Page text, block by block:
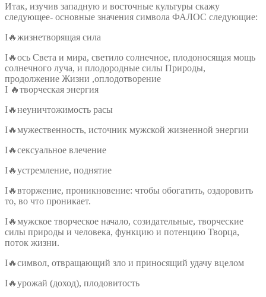
Итак, изучив западную и восточные культуры скажу
следующее- основные значения символа ФАЛОС следующие:
I🔥жизнетворящая сила
I🔥ось Света и мира, светило солнечное, плодоносящая мощь
солнечного луча, и плодородные силы Природы,
продолжение Жизни ,оплодотворение
I 🔥творческая энергия
I🔥неуничтожимость расы
I🔥мужественность, источник мужской жизненной энергии
I🔥сексуальное влечение
I🔥устремление, поднятие
I🔥вторжение, проникновение: чтобы обогатить, оздоровить
то, во что проникает.
I🔥мужское творческое начало, созидательные, творческие
силы природы и человека, функцию и потенцию Творца,
поток жизни.
I🔥символ, отвращающий зло и приносящий удачу вцелом
I🔥урожай (доход), плодовитость